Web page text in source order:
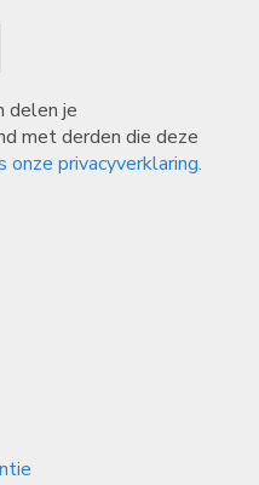
delen je
met derden die deze
onze privacyverklaring.